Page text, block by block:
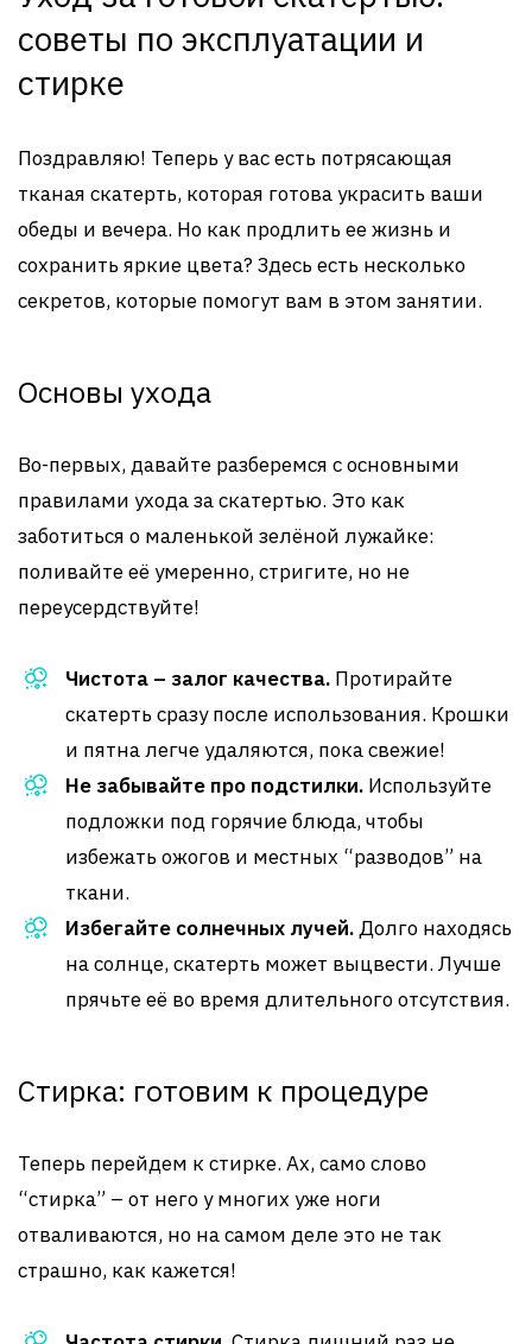
советы по эксплуатации и
стирке
Поздравляю! Теперь у вас есть потрясающая
тканая скатерть, которая готова украсить ваши
обеды и вечера. Но как продлить ее жизнь и
сохранить яркие цвета? Здесь есть несколько
секретов, которые помогут вам в этом занятии.
Основы ухода
Во-первых, давайте разберемся с основными
правилами ухода за скатертью. Это как
заботиться о маленькой зелёной лужайке:
поливайте её умеренно, стригите, но не
переусердствуйте!
Чистота – залог качества. Протирайте
скатерть сразу после использования. Крошки
и пятна легче удаляются, пока свежие!
Не забывайте про подстилки. Используйте
подложки под горячие блюда, чтобы
избежать ожогов и местных “разводов” на
ткани.
Избегайте солнечных лучей.Долго находясь
на солнце, скатерть может выцвести. Лучше
прячьте её во время длительного отсутствия.
Стирка: готовим к процедуре
Теперь перейдем к стирке. Ах, само слово
“стирка” – от него у многих уже ноги
отваливаются, но на самом деле это не так
страшно, как кажется!